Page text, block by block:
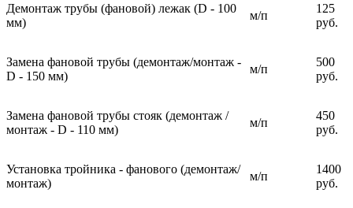
Демонтаж трубы (фановой) лежак (D - 100
мм)
м/п
125
руб.
Замена фановой трубы (демонтаж/монтаж -
D - 150 мм)
м/п
500
руб.
Замена фановой трубы стояк (демонтаж /
монтаж - D - 110 мм)
м/п
450
руб.
Установка тройника - фанового (демонтаж/
монтаж)
м/п
1400
руб.